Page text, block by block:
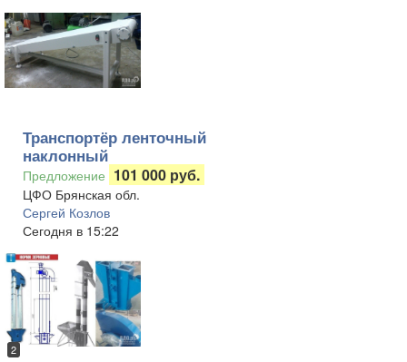
Транспортёр ленточный
наклонный
Предложение 101 000 руб.
ЦФО Брянская обл.
Сергей Козлов
Сегодня в 15:22
2